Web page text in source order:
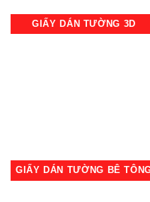
GIẤY DÁN TƯỜNG 3D
GIẤY DÁN TƯỜNG BÊ